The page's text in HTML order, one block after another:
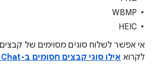
WBMP
HEIC
אי אפשר לשלוח סוגים מסוימים של
לקרוא אילו סוגי קבצים חסומים ב-Google Chat